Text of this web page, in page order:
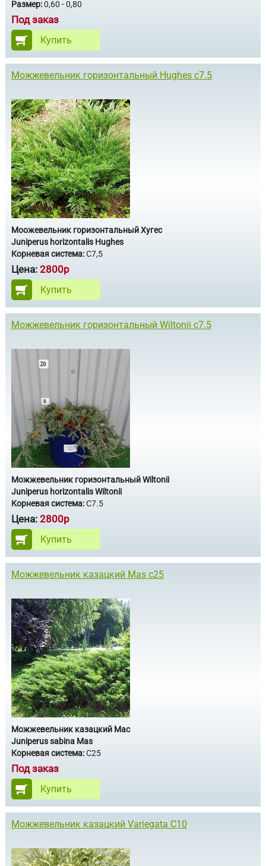
Размер:0,60 - 0,80
Под заказ
Купить
Можжевельник горизонтальный Hughes с7.5
Моожевельник горизонтальный Хугес
Juniperus horizontalis Hughes
Корневая система:С7,5
Цена: 2800р
Купить
Можжевельник горизонтальный Wiltonii с7.5
Можжевельник горизонтальный Wiltonii
Juniperus horizontalis Wiltonii
Корневая система:С7.5
Цена: 2800р
Купить
Можжевельник казацкий Mas с25
Можжевельник казацкий Мас
Juniperus sabina Mas
Корневая система:С25
Под заказ
Купить
Можжевельник казацкий Variegata С10